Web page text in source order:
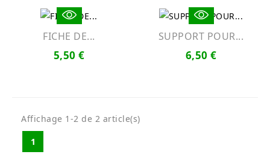
FICHE DE...
5,50 €
SUPPORT POUR...
6,50 €
Affichage 1-2 de 2 article(s)
1